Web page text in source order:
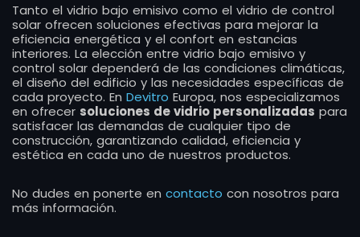
Tanto el vidrio bajo emisivo como el vidrio de control
solar ofrecen soluciones efectivas para mejorar la
eficiencia energética y el confort en estancias
interiores. La elección entre vidrio bajo emisivo y
control solar dependerá de las condiciones climáticas,
el diseño del edificio y las necesidades específicas de
cada proyecto. En Devitro Europa, nos especializamos
en ofrecer soluciones de vidrio personalizadas para
satisfacer las demandas de cualquier tipo de
construcción, garantizando calidad, eficiencia y
estética en cada uno de nuestros productos.
No dudes en ponerte en contacto con nosotros para
más información.